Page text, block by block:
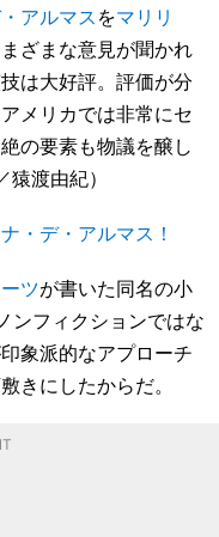
アルマスをマリリ
ざまな意見が聞かれ
は大好評。評価が分
メリカでは非常にセ
の要素も物議を醸し
渡由紀）
・デ・アルマス！
ツが書いた同名の小
ンフィクションではな
象派的なアプローチ
きにしたからだ。